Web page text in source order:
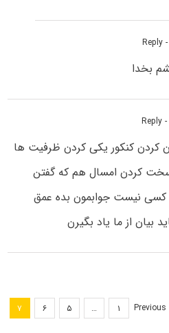
-
بخدا
-
کردن کنکور یکی کردن ظرفیت ها
کردن امسال هم که گفتن
کسی نیست جوابمون بده عمق
بیان از ما یاد بگیرن
Previous ۱ … ۵ ۶ ۷